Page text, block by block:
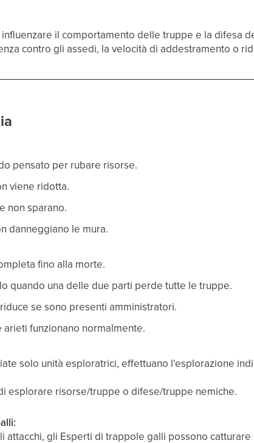
il comportamento delle truppe e la difesa
contro gli assedi, la velocità di addestramento o
pensato per rubare risorse.
viene ridotta.
non sparano.
danneggiano le mura.
fino alla morte.
quando una delle due parti perde tutte le truppe.
se sono presenti amministratori.
arieti funzionano normalmente.
solo unità esploratrici, effettuano l'esplorazione
esplorare risorse/truppe o difese/truppe nemiche.
attacchi, gli Esperti di trappole galli possono